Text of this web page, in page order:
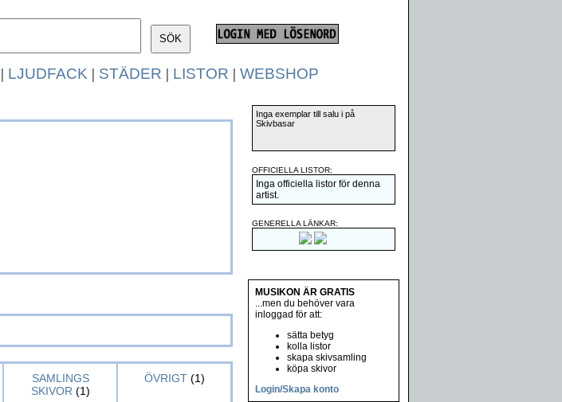
| LJUDFACK | STÄDER | LISTOR | WEBSHOP
SAMLINGS
SKIVOR (1)
ÖVRIGT(1)
Inga exemplar till salu i på
Skivbasar
OFFICIELLA LISTOR:
Inga officiella listor för denna
artist.
GENERELLA LÄNKAR:
MUSIKON ÄR GRATIS
...men du behöver vara
inloggad för att:
sätta betyg
kolla listor
skapa skivsamling
köpa skivor
Login/Skapa konto